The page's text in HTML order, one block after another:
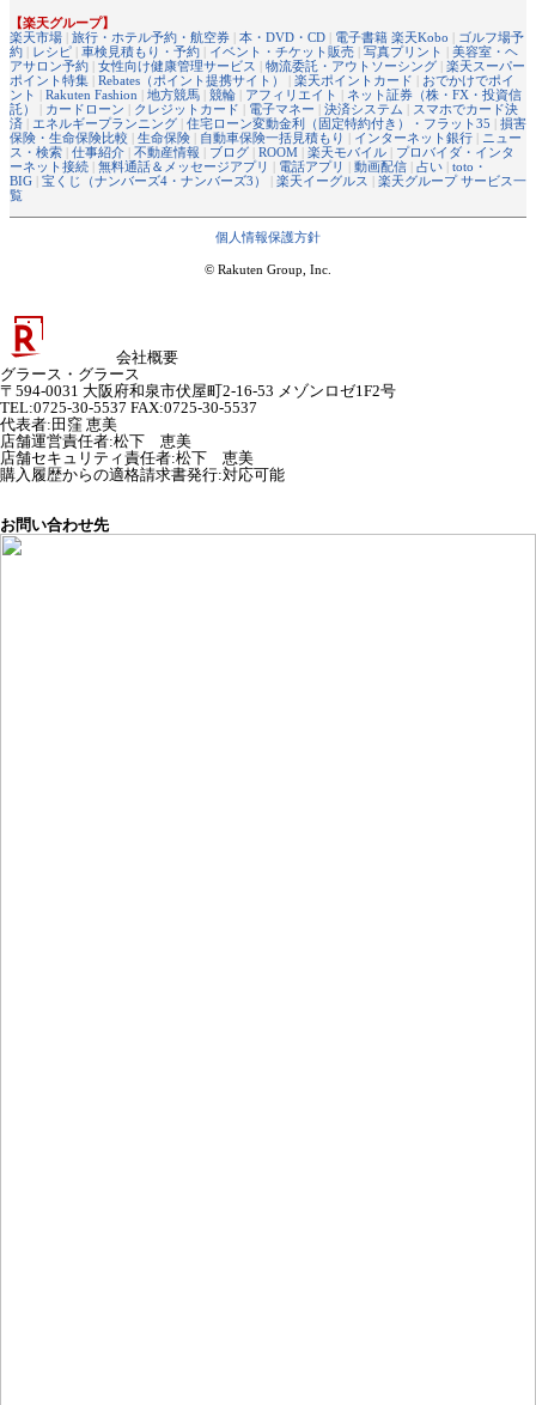
【楽天グループ】
楽天市場 | 旅行・ホテル予約・航空券 | 本・DVD・CD | 電子書籍 楽天Kobo | ゴルフ場予
約 | レシピ | 車検見積もり・予約 | イベント・チケット販売 | 写真プリント | 美容室・ヘ
アサロン予約 | 女性向け健康管理サービス | 物流委託・アウトソーシング | 楽天スーパー
ポイント特集 | Rebates（ポイント提携サイト） | 楽天ポイントカード | おでかけでポイ
ント | Rakuten Fashion | 地方競馬 | 競輪 | アフィリエイト | ネット証券（株・FX・投資信
託）
| カードローン | クレジットカード | 電子マネー | 決済システム | スマホでカード決
済 | エネルギープランニング | 住宅ローン変動金利（固定特約付き）・フラット35 | 損害
保険・生命保険比較 | 生命保険 | 自動車保険一括見積もり | インターネット銀行 | ニュー
ス・検索 | 仕事紹介 | 不動産情報 | ブログ | ROOM | 楽天モバイル | プロバイダ・インタ
ーネット接続 | 無料通話＆メッセージアプリ | 電話アプリ | 動画配信 | 占い | toto・
BIG | 宝くじ（ナンバーズ4・ナンバーズ3） | 楽天イーグルス | 楽天グループ サービス一
覧
個人情報保護方針
© Rakuten Group, Inc.
会社概要
グラース・グラース
〒594-0031 大阪府和泉市伏屋町2-16-53 メゾンロゼ1F2号
TEL:0725-30-5537 FAX:0725-30-5537
代表者: 田窪 恵美
店舗運営責任者:松下 恵美
店舗セキュリティ責任者:松下 恵美
購入履歴からの適格請求書発行:対応可能
お問い合わせ先